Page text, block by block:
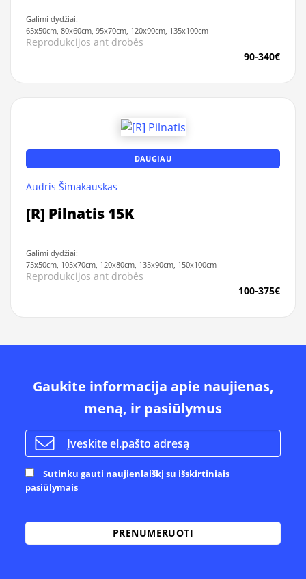
Galimi dydžiai:
65x50cm, 80x60cm, 95x70cm, 120x90cm, 135x100cm
Reprodukcijos ant drobės
90-340€
DAUGIAU
Audris Šimakauskas
[R] Pilnatis 15K
Galimi dydžiai:
75x50cm, 105x70cm, 120x80cm, 135x90cm, 150x100cm
Reprodukcijos ant drobės
100-375€
Gaukite informacija apie naujienas,
meną, ir pasiūlymus
Sutinku gauti naujienlaiškį su išskirtiniais
pasiūlymais